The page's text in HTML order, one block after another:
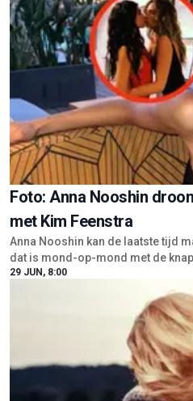
Foto: Anna Nooshin
met Kim Feenstra
Anna Nooshin kan de laatste tijd
dat is mond-op-mond met de
29 JUN, 8:00